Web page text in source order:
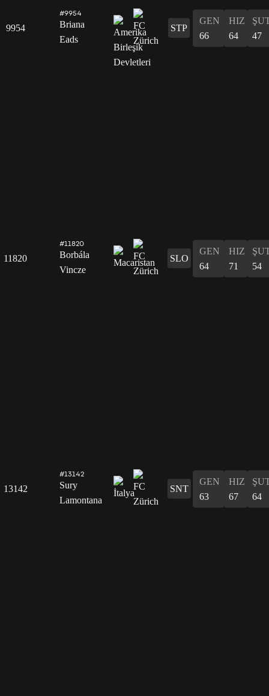
9954
#9954
Briana
Eads
STP
GEN
66
HIZ
64
47
11820
#11820
Borbála
Vincze
SLO
GEN
64
HIZ
71
54
13142
#13142
Sury
Lamontana
SNT
GEN
63
HIZ
67
64